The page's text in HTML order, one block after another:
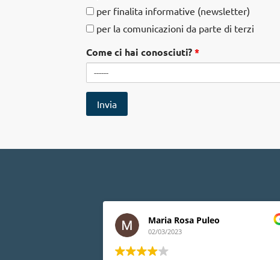
per finalita informative (newsletter)
per la comunicazioni da parte di terzi
Come ci hai conosciuti?*
Maria Rosa Puleo
02/03/2023